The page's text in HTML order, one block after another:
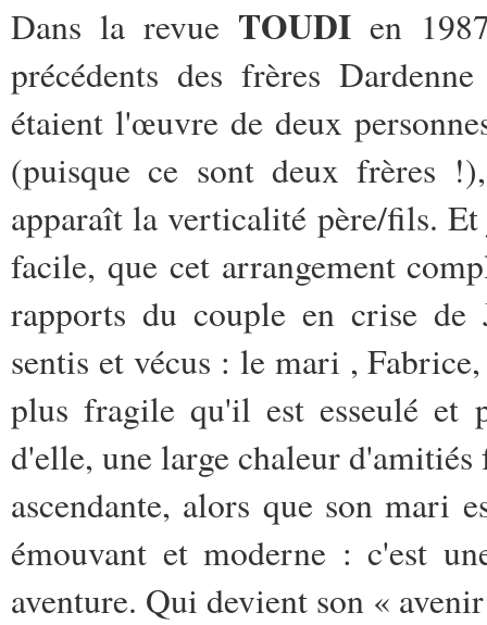
Dans la revue TOUDIen
précédents des frères
étaient l'œuvre de deux
(puisque ce sont deux frères
apparaît la verticalité père/fils.
facile, que cet arrangement
rapports du couple en crise de
sentis et vécus : le mari ,
plus fragile qu'il est esseulé et
d'elle, une large chaleur
ascendante, alors que son mari
émouvant et moderne : c'est
aventure. Qui devient son «